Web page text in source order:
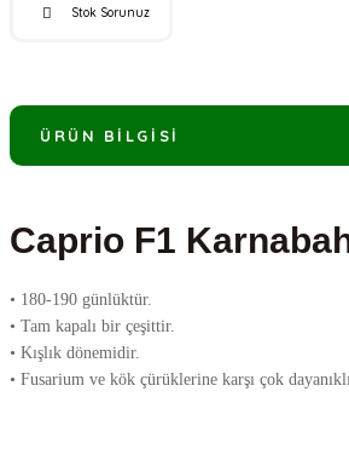
Stok Sorunuz
ÜRÜN BILGISI
Caprio F1
• 180-190 günlüktür.
• Tam kapalı bir çeşittir.
• Kışlık dönemidir.
• Fusarium ve kök çürüklerine karşı çok